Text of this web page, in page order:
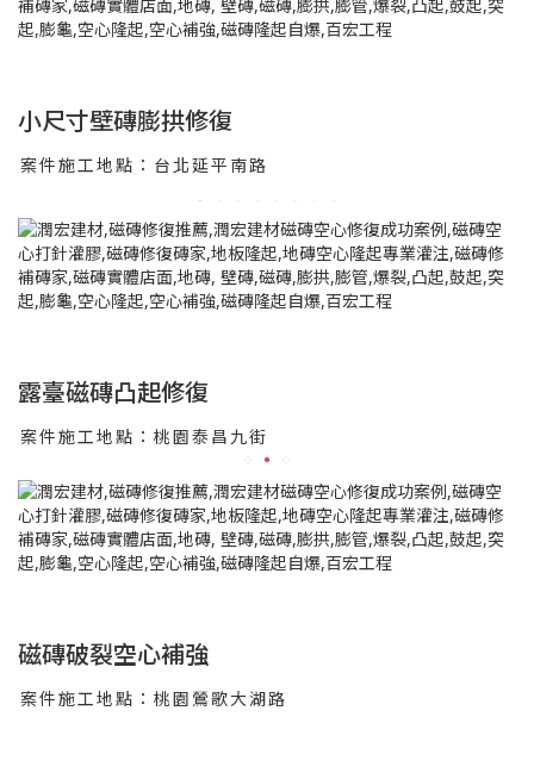
小尺寸壁磚膨拱修復
案件施工地點：台北延平南路
露臺磁磚凸起修復
案件施工地點：桃園泰昌九街
磁磚破裂空心補強
案件施工地點：桃園鶯歌大湖路